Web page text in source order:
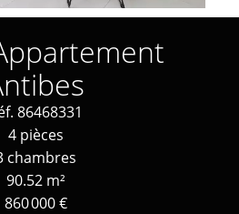
86468331
4 pièces
chambres
90.52 m²
860 000 €